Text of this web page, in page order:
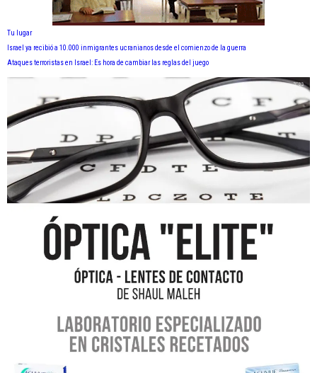
Tu lugar
Israel ya recibió a 10.000 inmigrantes ucranianos desde el comienzo de la guerra
Ataques terroristas en Israel: Es hora de cambiar las reglas del juego